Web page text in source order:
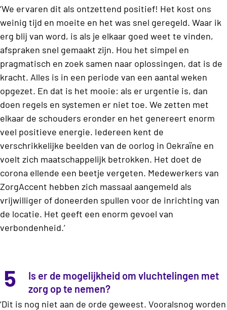
‘We ervaren dit als ontzettend positief! Het kost ons
weinig tijd en moeite en het was snel geregeld. Waar ik
erg blij van word, is als je elkaar goed weet te vinden,
afspraken snel gemaakt zijn. Hou het simpel en
pragmatisch en zoek samen naar oplossingen, dat is de
kracht. Alles is in een periode van een aantal weken
opgezet. En dat is het mooie: als er urgentie is, dan
doen regels en systemen er niet toe. We zetten met
elkaar de schouders eronder en het genereert enorm
veel positieve energie. Iedereen kent de
verschrikkelijke beelden van de oorlog in Oekraïne en
voelt zich maatschappelijk betrokken. Het doet de
corona ellende een beetje vergeten. Medewerkers van
ZorgAccent hebben zich massaal aangemeld als
vrijwilliger of doneerden spullen voor de inrichting van
de locatie. Het geeft een enorm gevoel van
verbondenheid.’
5
Is er de mogelijkheid om vluchtelingen met
zorg op te nemen?
‘Dit is nog niet aan de orde geweest. Vooralsnog worden